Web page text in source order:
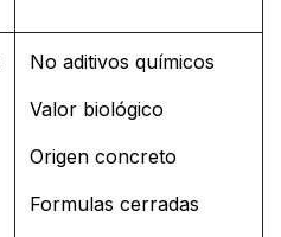
No aditivos químicos
Valor biológico
Origen concreto
Formulas cerradas